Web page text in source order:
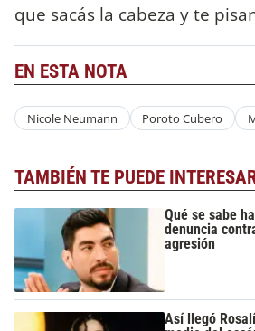
que sacás la cabeza y te
EN ESTA NOTA
Nicole Neumann Poroto Cubero
TAMBIÉN TE PUEDE
Qué se sabe
denuncia
agresión
Así llegó